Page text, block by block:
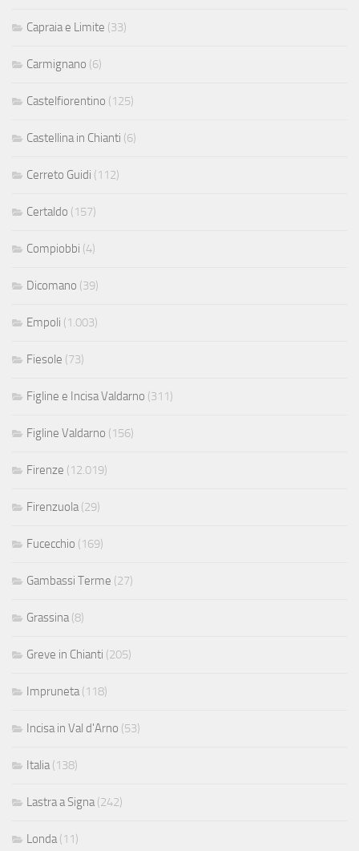
Capraia e Limite (33)
Carmignano (6)
Castelfiorentino (125)
Castellina in Chianti (6)
Cerreto Guidi (112)
Certaldo (157)
Compiobbi (4)
Dicomano (39)
Empoli (1.003)
Fiesole (73)
Figline e Incisa Valdarno (311)
Figline Valdarno (156)
Firenze (12.019)
Firenzuola(29)
Fucecchio (169)
Gambassi Terme (27)
Grassina(8)
Greve in Chianti (205)
Impruneta(118)
Incisa in Val d'Arno (53)
Italia(138)
Lastra a Signa(242)
Londa(11)